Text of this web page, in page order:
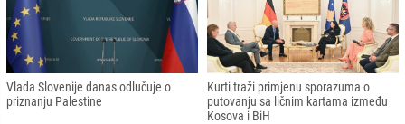
Vlada Slovenije danas odlučuje o
priznanju Palestine
Kurti traži primjenu sporazuma o
putovanju sa ličnim kartama između
Kosova i BiH